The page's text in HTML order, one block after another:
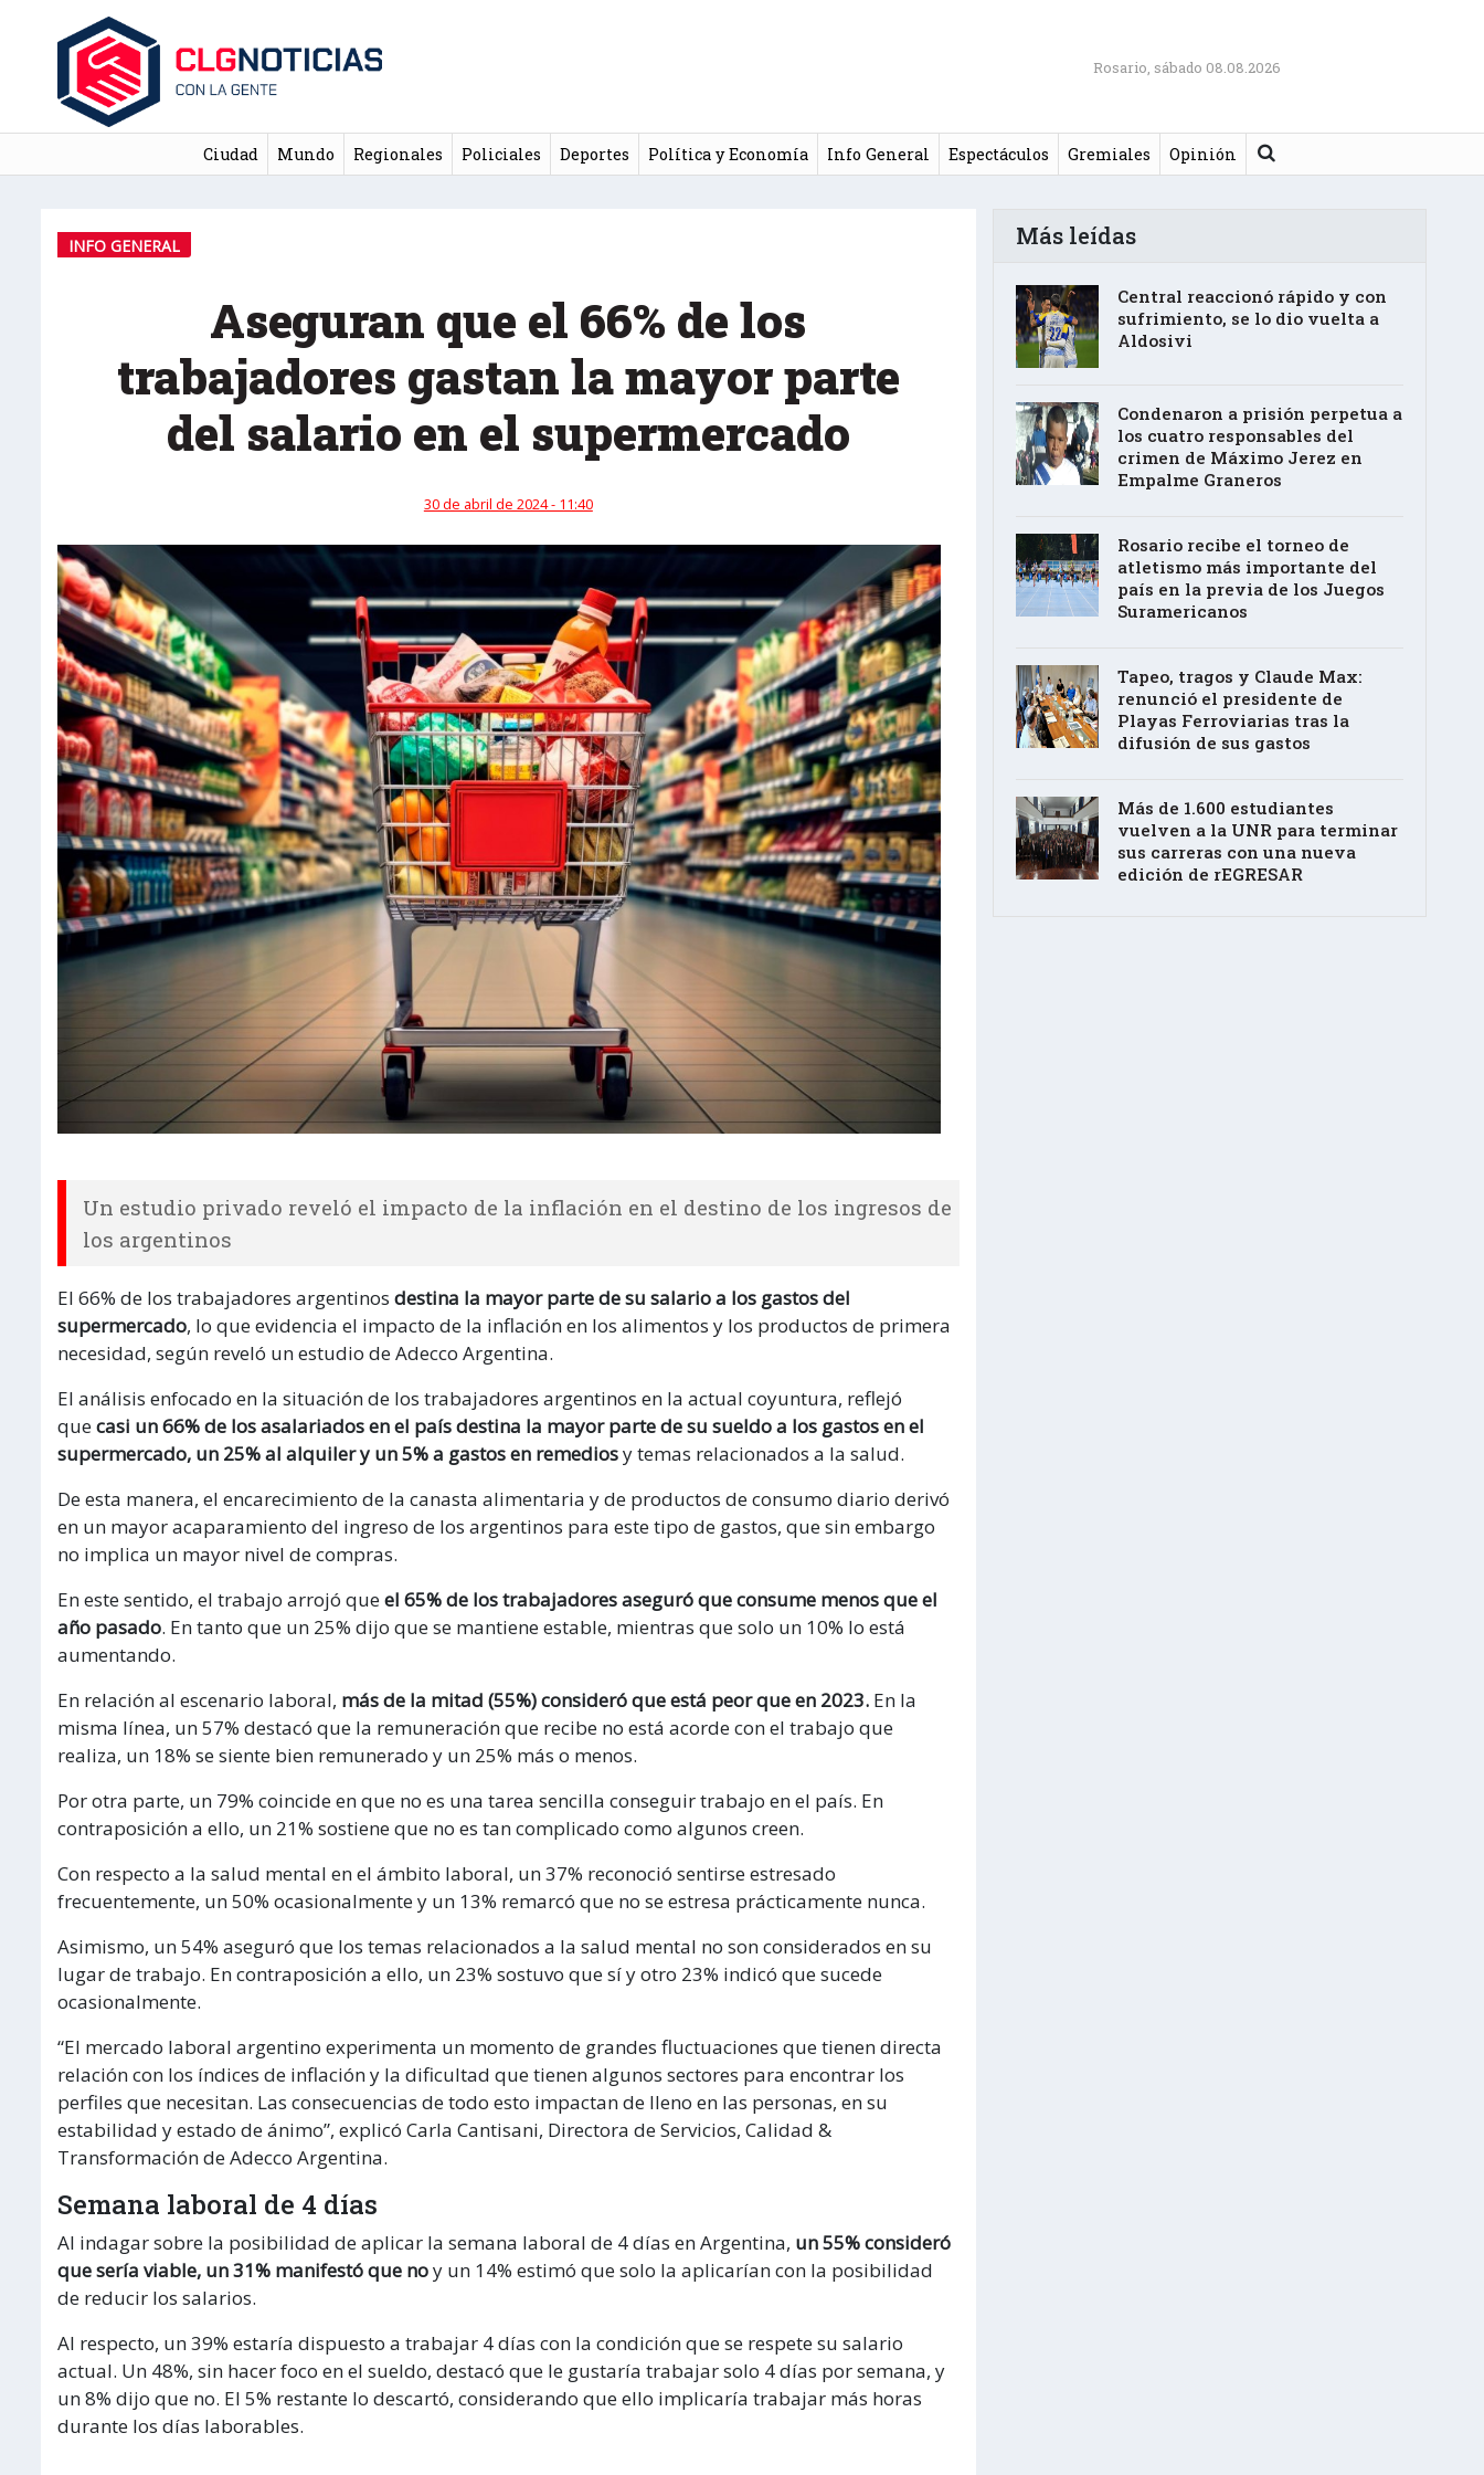
Rosario, sábado 08.08.2026
Ciudad Mundo Regionales Policiales Deportes Política y Economía Info General Espectáculos Gremiales Opinión Buscar
INFO GENERAL
Aseguran que el 66% de los
trabajadores gastan la mayor parte
del salario en el supermercado
30 de abril de 2024 - 11:40
Un estudio privado reveló el impacto de la inflación en el destino de los ingresos de
los argentinos
El 66% de los trabajadores argentinos destina la mayor parte de su salario a los gastos del
supermercado, lo que evidencia el impacto de la inflación en los alimentos y los productos de primera
necesidad, según reveló un estudio de Adecco Argentina.
El análisis enfocado en la situación de los trabajadores argentinos en la actual coyuntura, reflejó
quecasi un 66% de los asalariados en el país destina la mayor parte de su sueldo a los gastos en el
supermercado, un 25% al alquiler y un 5% a gastos en remediosy temas relacionados a la salud.
De esta manera, el encarecimiento de la canasta alimentaria y de productos de consumo diario derivó
en un mayor acaparamiento del ingreso de los argentinos para este tipo de gastos, que sin embargo
no implica un mayor nivel de compras.
En este sentido, el trabajo arrojó queel 65% de los trabajadores aseguró que consume menos que el
año pasado. En tanto que un 25% dijo que se mantiene estable, mientras que solo un 10% lo está
aumentando.
En relación al escenario laboral, más de la mitad (55%) consideró que está peor que en 2023. En la
misma línea, un 57% destacó que la remuneración que recibe no está acorde con el trabajo que
realiza, un 18% se siente bien remunerado y un 25% más o menos.
Por otra parte, un 79% coincide en que no es una tarea sencilla conseguir trabajo en el país. En
contraposición a ello, un 21% sostiene que no es tan complicado como algunos creen.
Con respecto a la salud mental en el ámbito laboral, un 37% reconoció sentirse estresado
frecuentemente, un 50% ocasionalmente y un 13% remarcó que no se estresa prácticamente nunca.
Asimismo, un 54% aseguró que los temas relacionados a la salud mental no son considerados en su
lugar de trabajo. En contraposición a ello, un 23% sostuvo que sí y otro 23% indicó que sucede
ocasionalmente.
“El mercado laboral argentino experimenta un momento de grandes fluctuaciones que tienen directa
relación con los índices de inflación y la dificultad que tienen algunos sectores para encontrar los
perfiles que necesitan. Las consecuencias de todo esto impactan de lleno en las personas, en su
estabilidad y estado de ánimo”, explicó Carla Cantisani, Directora de Servicios, Calidad &
Transformación de Adecco Argentina.
Semana laboral de 4 días
Al indagar sobre la posibilidad de aplicar la semana laboral de 4 días en Argentina, un 55% consideró
que sería viable, un 31% manifestó que noy un 14% estimó que solo la aplicarían con la posibilidad
de reducir los salarios.
Al respecto, un 39% estaría dispuesto a trabajar 4 días con la condición que se respete su salario
actual. Un 48%, sin hacer foco en el sueldo, destacó que le gustaría trabajar solo 4 días por semana, y
un 8% dijo que no. El 5% restante lo descartó, considerando que ello implicaría trabajar más horas
durante los días laborables.
Más leídas
Central reaccionó rápido y con
sufrimiento, se lo dio vuelta a
Aldosivi
Condenaron a prisión perpetua a
los cuatro responsables del
crimen de Máximo Jerez en
Empalme Graneros
Rosario recibe el torneo de
atletismo más importante del
país en la previa de los Juegos
Suramericanos
Tapeo, tragos y Claude Max:
renunció el presidente de
Playas Ferroviarias tras la
difusión de sus gastos
Más de 1.600 estudiantes
vuelven a la UNR para terminar
sus carreras con una nueva
edición de rEGRESAR